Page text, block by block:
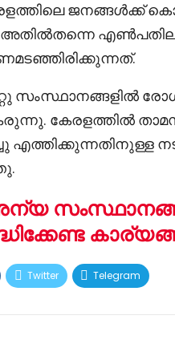
ജനങ്ങൾക്ക്
സംസ്ഥാനങ്ങളിൽ
കേരളത്തിൽ
Twitter Telegram